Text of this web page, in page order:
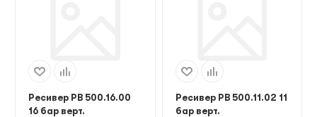
Ресивер РВ 500.16.00
16 бар верт.
Ресивер РВ 500.11.02 11
бар верт.